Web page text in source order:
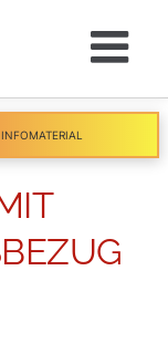
INFOMATERIAL